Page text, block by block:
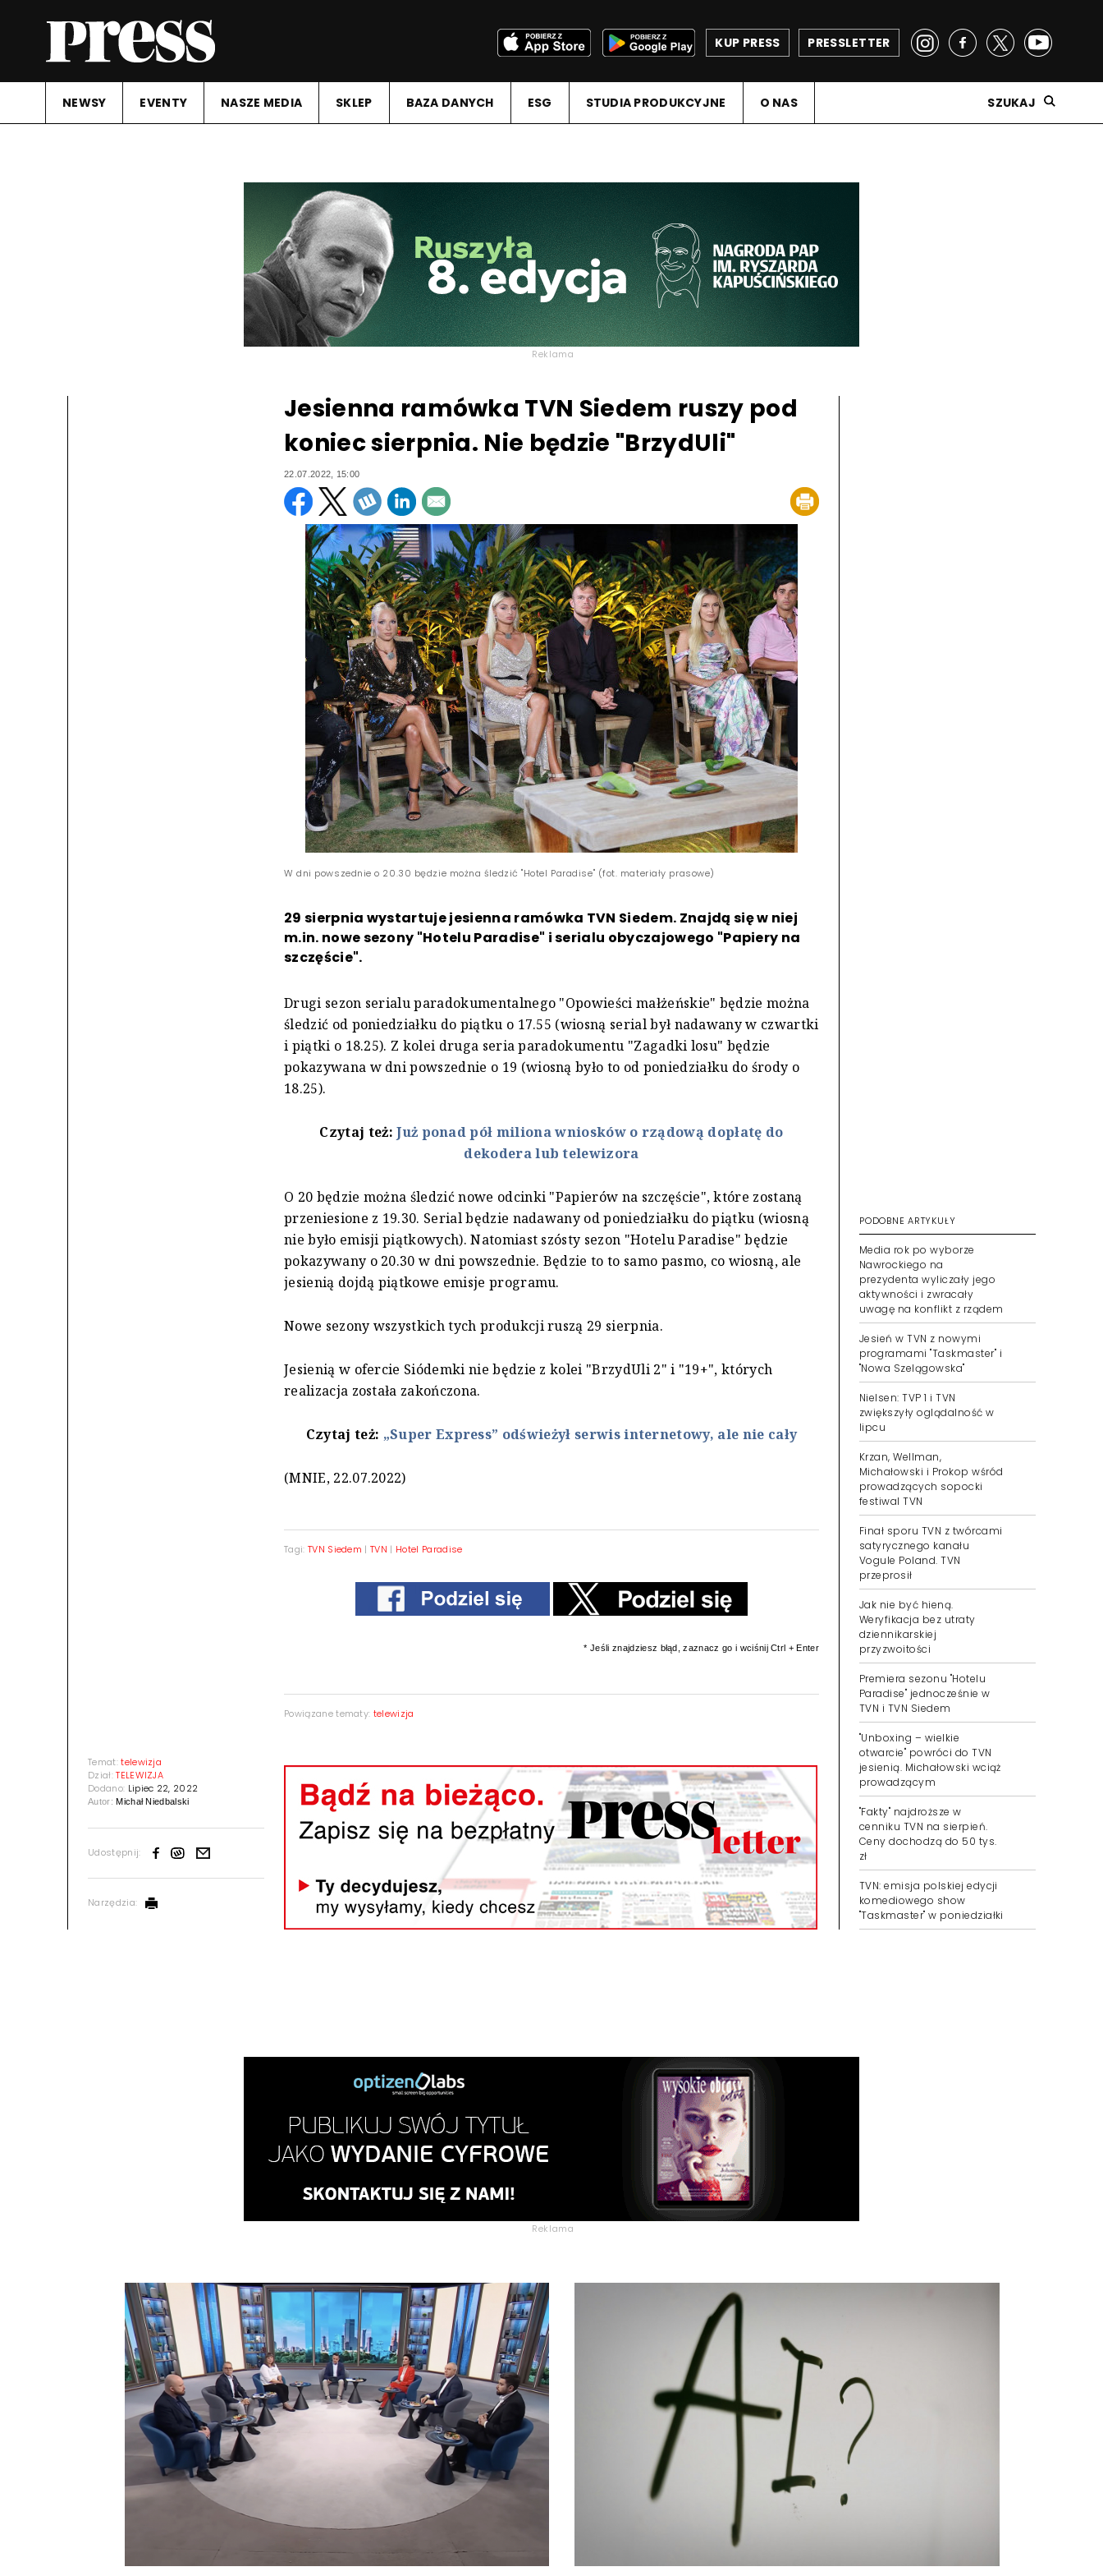
PRESSLETTER
KUP PRESS
NEWSY EVENTY NASZE MEDIA SKLEP BAZA DANYCH ESG STUDIA PRODUKCYJNE O NAS SZUKAJ
Reklama
Temat:telewizja
Dział:TELEWIZJA
Dodano: Lipiec 22, 2022
Autor:Michał Niedbalski
Udostępnij:
Narzędzia:
Jesienna ramówka TVN Siedem ruszy pod
koniec sierpnia. Nie będzie "BrzydUli"
22.07.2022, 15:00
W dni powszednie o 20.30 będzie można śledzić "Hotel Paradise" (fot. materiały prasowe)
29 sierpnia wystartuje jesienna ramówka TVN Siedem. Znajdą się w niej
m.in. nowe sezony "Hotelu Paradise" i serialu obyczajowego "Papiery na
szczęście".
Drugi sezon serialu paradokumentalnego "Opowieści małżeńskie" będzie można
śledzić od poniedziałku do piątku o 17.55 (wiosną serial był nadawany w czwartki
i piątki o 18.25). Z kolei druga seria paradokumentu "Zagadki losu" będzie
pokazywana w dni powszednie o 19 (wiosną było to od poniedziałku do środy o
18.25).
Czytaj też:Już ponad pół miliona wniosków o rządową dopłatę do
dekodera lub telewizora
O 20 będzie można śledzić nowe odcinki "Papierów na szczęście", które zostaną
przeniesione z 19.30. Serial będzie nadawany od poniedziałku do piątku (wiosną
nie było emisji piątkowych). Natomiast szósty sezon "Hotelu Paradise" będzie
pokazywany o 20.30 w dni powszednie. Będzie to to samo pasmo, co wiosną, ale
jesienią dojdą piątkowe emisje programu.
Nowe sezony wszystkich tych produkcji ruszą 29 sierpnia.
Jesienią w ofercie Siódemki nie będzie z kolei "BrzydUli 2" i "19+", których
realizacja została zakończona.
Czytaj też: „Super Express” odświeżył serwis internetowy, ale nie cały
(MNIE, 22.07.2022)
Tagi: TVN Siedem |TVN | Hotel Paradise
* Jeśli znajdziesz błąd, zaznacz go i wciśnij Ctrl + Enter
Powiązane tematy: telewizja
PODOBNE ARTYKUŁY
Media rok po wyborze
Nawrockiego na
prezydenta wyliczały jego
aktywności i zwracały
uwagę na konflikt z rządem
Jesień w TVN z nowymi
programami "Taskmaster" i
"Nowa Szelągowska"
Nielsen: TVP 1 i TVN
zwiększyły oglądalność w
lipcu
Krzan, Wellman,
Michałowski i Prokop wśród
prowadzących sopocki
festiwal TVN
Finał sporu TVN z twórcami
satyrycznego kanału
Vogule Poland. TVN
przeprosił
Jak nie być hieną.
Weryfikacja bez utraty
dziennikarskiej
przyzwoitości
Premiera sezonu "Hotelu
Paradise" jednocześnie w
TVN i TVN Siedem
"Unboxing – wielkie
otwarcie" powróci do TVN
jesienią. Michałowski wciąż
prowadzącym
"Fakty" najdroższe w
cenniku TVN na sierpień.
Ceny dochodzą do 50 tys.
zł
TVN: emisja polskiej edycji
komediowego show
"Taskmaster" w poniedziałki
Reklama